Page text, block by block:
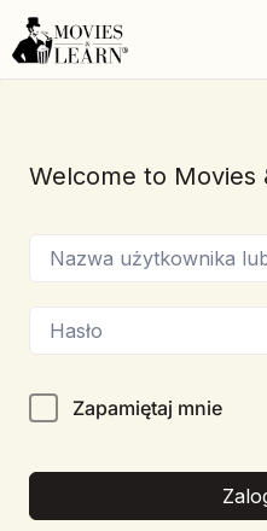
Welcome to Movies
Zapamiętaj mnie